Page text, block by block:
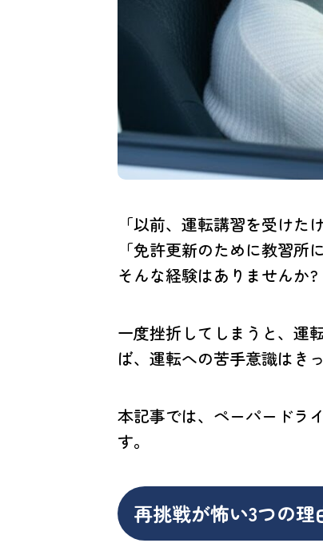
「以前、運転講習を受けた
「免許更新のために教習所
そんな経験はありませんか?
一度挫折してしまうと、運
ば、運転への苦手意識はき
本記事では、ペーパードラ
す。
再挑戦が怖い3つの理